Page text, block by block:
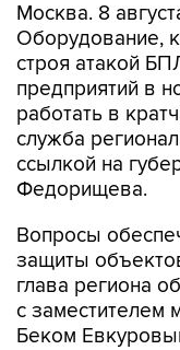
Москва. 8
Оборудование,
строя атакой
предприятий в
работать в
служба
ссылкой на
Федорищева.
Вопросы
защиты
глава региона
с
Беком